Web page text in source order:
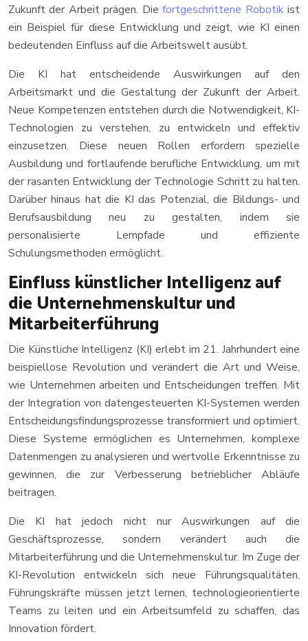
Zukunft der Arbeit prägen. Diefortgeschrittene Robotikist
ein Beispiel für diese Entwicklung und zeigt, wie KI einen
bedeutenden Einfluss auf die Arbeitswelt ausübt.
Die KI hat entscheidende Auswirkungen auf den
Arbeitsmarkt und die Gestaltung der Zukunft der Arbeit.
Neue Kompetenzen entstehen durch die Notwendigkeit, KI-
Technologien zu verstehen, zu entwickeln und effektiv
einzusetzen. Diese neuen Rollen erfordern spezielle
Ausbildung und fortlaufende berufliche Entwicklung, um mit
der rasanten Entwicklung der Technologie Schritt zu halten.
Darüber hinaus hat die KI das Potenzial, die Bildungs- und
Berufsausbildung neu zu gestalten, indem sie
personalisierte Lernpfade und effiziente
Schulungsmethoden ermöglicht.
Einfluss künstlicher Intelligenz auf
die Unternehmenskultur und
Mitarbeiterführung
Die Künstliche Intelligenz (KI) erlebt im 21. Jahrhundert eine
beispiellose Revolution und verändert die Art und Weise,
wie Unternehmen arbeiten und Entscheidungen treffen. Mit
der Integration von datengesteuerten KI-Systemen werden
Entscheidungsfindungsprozesse transformiert und optimiert.
Diese Systeme ermöglichen es Unternehmen, komplexe
Datenmengen zu analysieren und wertvolle Erkenntnisse zu
gewinnen, die zur Verbesserung betrieblicher Abläufe
beitragen.
Die KI hat jedoch nicht nur Auswirkungen auf die
Geschäftsprozesse, sondern verändert auch die
Mitarbeiterführung und die Unternehmenskultur. Im Zuge der
KI-Revolution entwickeln sich neue Führungsqualitäten.
Führungskräfte müssen jetzt lernen, technologieorientierte
Teams zu leiten und ein Arbeitsumfeld zu schaffen, das
Innovation fördert.